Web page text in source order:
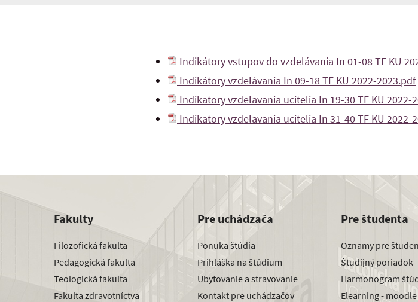
Indikátory vstupov do vzdelávania In 01-08 TF KU
Indikátory vzdelávania In 09-18 TF KU 2022-2023.pdf
Indikatory vzdelavania ucitelia In 19-30 TF KU 2022-
Indikatory vzdelavania ucitelia In 31-40 TF KU 2022-
Fakulty
Filozofická fakulta
Pedagogická fakulta
Teologická fakulta
Fakulta zdravotníctva
Pre uchádzača
Ponuka štúdia
Prihláška na štúdium
Ubytovanie a stravovanie
Kontakt pre uchádzačov
Pre študenta
Oznamy pre
Študijný poriadok
Harmonogram
Elearning - moodle